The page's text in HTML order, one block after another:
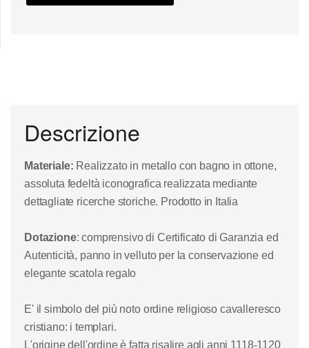
Descrizione
Materiale: Realizzato in metallo con bagno in ottone,
assoluta fedeltà iconografica realizzata mediante
dettagliate ricerche storiche. Prodotto in Italia
Dotazione: comprensivo di Certificato di Garanzia ed
Autenticità, panno in velluto per la conservazione ed
elegante scatola regalo
E' il simbolo del più noto ordine religioso cavalleresco
cristiano: i templari.
L'origine dell'ordine è fatta risalire agli anni 1118-1120